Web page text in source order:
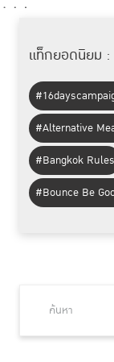
แท็กยอดนิยม :
#Alternative
#Bangkok Rules
#Bounce Be